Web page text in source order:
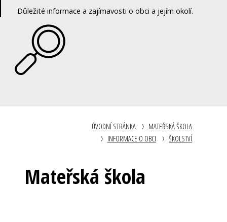
Důležité informace a zajímavosti o obci a jejím okolí.
ÚVODNÍ STRÁNKA
MATEŘSKÁ ŠKOLA
INFORMACE O OBCI
ŠKOLSTVÍ
Mateřská škola